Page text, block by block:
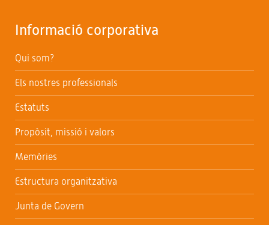
Informació corporativa
Qui som?
Els nostres professionals
Estatuts
Propòsit, missió i valors
Memòries
Estructura organitzativa
Junta de Govern